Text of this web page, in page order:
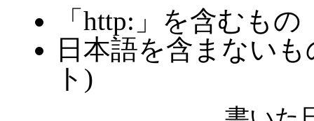
「http:」を含むもの
日本語を含まない
ト)